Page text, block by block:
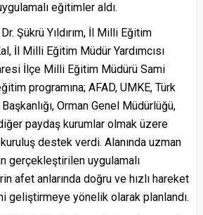
eğitimler aldı.
Şükrü Yıldırım, İl Milli Eğitim
İl Milli Eğitim Müdür Yardımcısı
İlçe Milli Eğitim Müdürü Sami
programına; AFAD, UMKE, Türk
Orman Genel Müdürlüğü,
paydaş kurumlar olmak üzere
destek verdi. Alanında uzman
gerçekleştirilen uygulamalı
afet anlarında doğru ve hızlı hareket
geliştirmeye yönelik olarak planlandı.